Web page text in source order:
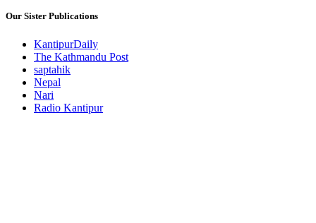
Our Sister Publications
KantipurDaily
The Kathmandu Post
saptahik
Nepal
Nari
Radio Kantipur